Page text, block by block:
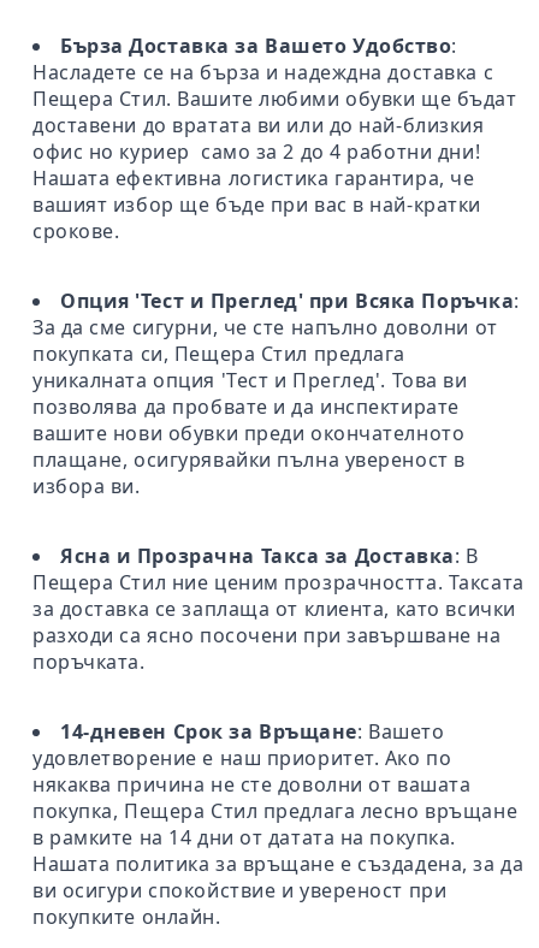
Бърза Доставка за Вашето Удобство:
Насладете се на бърза и надеждна доставка с
Пещера Стил. Вашите любими обувки ще бъдат
доставени до вратата ви или до най-близкия
офис но куриер само за 2 до 4 работни дни!
Нашата ефективна логистика гарантира, че
вашият избор ще бъде при вас в най-кратки
срокове.
Опция 'Тест и Преглед' при Всяка Поръчка:
За да сме сигурни, че сте напълно доволни от
покупката си, Пещера Стил предлага
уникалната опция 'Тест и Преглед'. Това ви
позволява да пробвате и да инспектирате
вашите нови обувки преди окончателното
плащане, осигурявайки пълна увереност в
избора ви.
Ясна и Прозрачна Такса за Доставка: В
Пещера Стил ние ценим прозрачността. Таксата
за доставка се заплаща от клиента, като всички
разходи са ясно посочени при завършване на
поръчката.
14-дневен Срок за Връщане: Вашето
удовлетворение е наш приоритет. Ако по
някаква причина не сте доволни от вашата
покупка, Пещера Стил предлага лесно връщане
в рамките на 14 дни от датата на покупка.
Нашата политика за връщане е създадена, за да
ви осигури спокойствие и увереност при
покупките онлайн.